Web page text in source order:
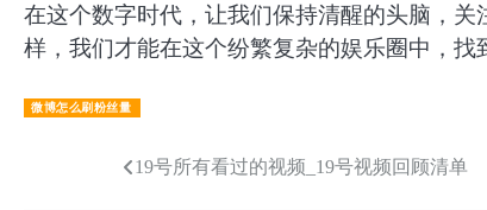
在这个数字时代，让我们保持清醒的头脑，
样，我们才能在这个纷繁复杂的娱乐圈中，找
微博怎么刷粉丝量
19号所有看过的视频_19号视频回顾清单